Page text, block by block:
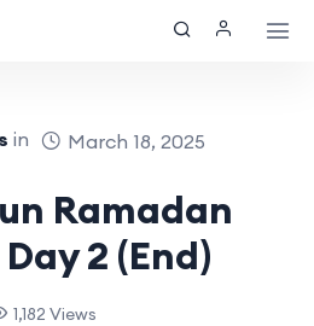
in March 18, 2025
Ramadan
2 (End)
1,182 Views